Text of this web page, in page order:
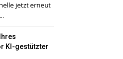
jetzt erneut
KI-gestützter